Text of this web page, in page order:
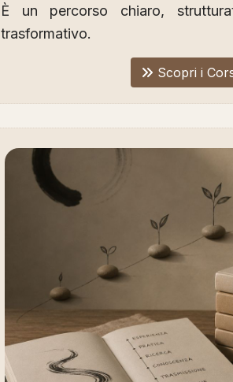
È un percorso chiaro,
trasformativo.
Scopri i